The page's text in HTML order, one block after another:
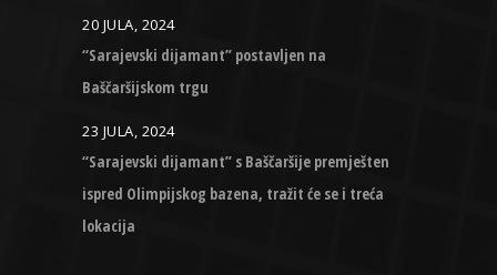
20 JULA, 2024
“Sarajevski dijamant” postavljen na
Baščaršijskom trgu
23 JULA, 2024
“Sarajevski dijamant” s Baščaršije premješten
ispred Olimpijskog bazena, tražit će se i treća
lokacija